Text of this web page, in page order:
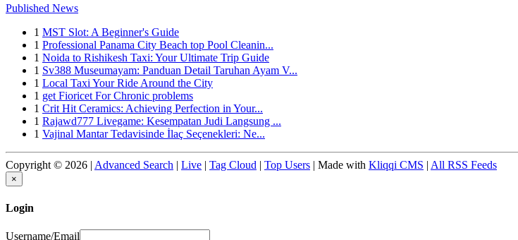
Published News
1 MST Slot: A Beginner's Guide
1 Professional Panama City Beach top Pool Cleanin...
1 Noida to Rishikesh Taxi: Your Ultimate Trip Guide
1 Sv388 Museumayam: Panduan Detail Taruhan Ayam V...
1 Local Taxi Your Ride Around the City
1 get Fioricet For Chronic problems
1 Crit Hit Ceramics: Achieving Perfection in Your...
1 Rajawd777 Livegame: Kesempatan Judi Langsung ...
1 Vajinal Mantar Tedavisinde İlaç Seçenekleri: Ne...
Copyright © 2026 | Advanced Search | Live | Tag Cloud | Top Users | Made with Kliqqi CMS | All RSS Feeds
×
Login
Username/Email